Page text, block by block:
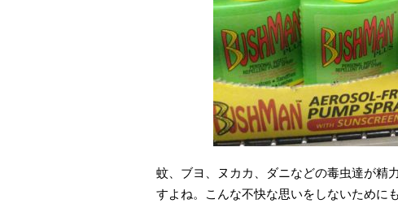
蚊、ブヨ、ヌカカ、ダニなどの毒虫達が精
すよね。こんな不快な思いをしないために